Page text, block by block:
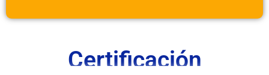
Certificación